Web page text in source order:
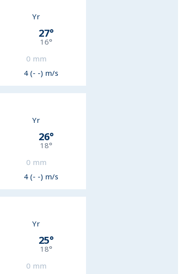
Yr
27°
16°
0 mm
4 (- -) m/s
Yr
26°
18°
0 mm
4 (- -) m/s
Yr
25°
18°
0 mm